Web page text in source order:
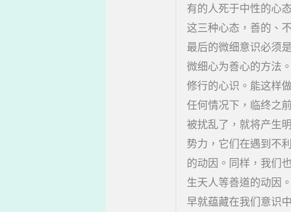
有的人死于中性的心
这三种心态，善的、
最后的微细意识必须
微细心为善心的方法
修行的心识。能这样
任何情况下，临终之
被扰乱了，就将产生
势力，它们在遇到不
的动因。同样，我们
生天人等善道的动因。
早就蕴藏在我们意识